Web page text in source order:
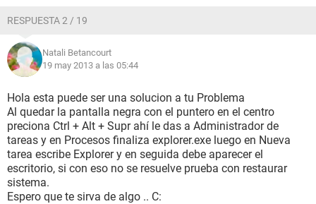
RESPUESTA 2 / 19
Natali Betancourt
19 may 2013 a las 05:44
Hola esta puede ser una solucion a tu Problema
Al quedar la pantalla negra con el puntero en el centro
preciona Ctrl + Alt + Supr ahí le das a Administrador de
tareas y en Procesos finaliza explorer.exe luego en Nueva
tarea escribe Explorer y en seguida debe aparecer el
escritorio, si con eso no se resuelve prueba con restaurar
sistema.
Espero que te sirva de algo .. C: